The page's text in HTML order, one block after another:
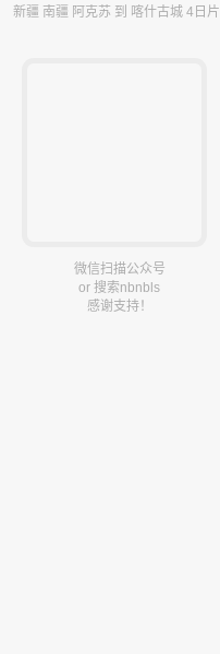
新疆 南疆 阿克苏 到 喀什古城 4日片
微信扫描公众号
or 搜索nbnbls
感谢支持！